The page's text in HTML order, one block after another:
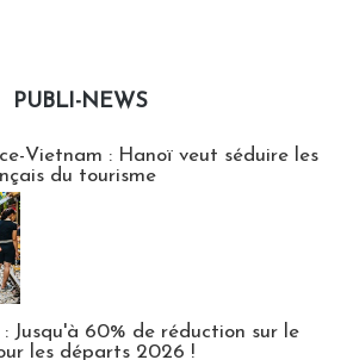
PUBLI-NEWS
Vietnam : Hanoï veut séduire les
du tourisme
Jusqu'à 60% de réduction sur le
les départs 2026 !